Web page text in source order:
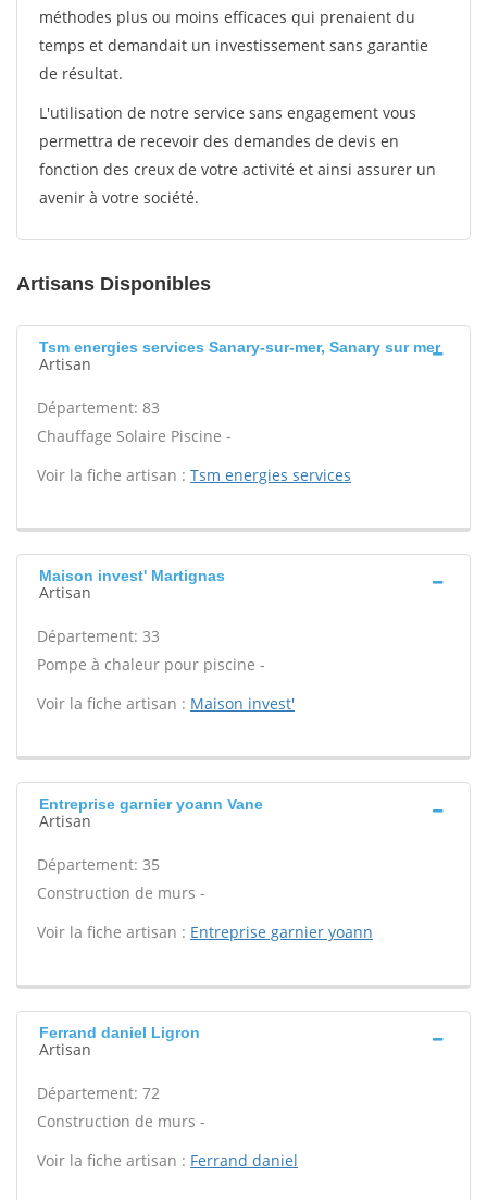
méthodes plus ou moins efficaces qui prenaient du
temps et demandait un investissement sans garantie
de résultat.
L'utilisation de notre service sans engagement vous
permettra de recevoir des demandes de devis en
fonction des creux de votre activité et ainsi assurer un
avenir à votre société.
Artisans Disponibles
Tsm energies services Sanary-sur-mer, Sanary sur mer
Artisan
Département: 83
Chauffage Solaire Piscine -
Voir la fiche artisan : Tsm energies services
Maison invest' Martignas
Artisan
Département: 33
Pompe à chaleur pour piscine -
Voir la fiche artisan : Maison invest'
Entreprise garnier yoann Vane
Artisan
Département: 35
Construction de murs -
Voir la fiche artisan : Entreprise garnier yoann
Ferrand daniel Ligron
Artisan
Département: 72
Construction de murs -
Voir la fiche artisan : Ferrand daniel